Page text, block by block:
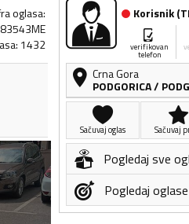
oglasa:
: 1432
Korisnik(
verifikovan
telefon
Crna Gora
PODGORICA/
Sačuvaj oglas Sačuvaj
Pogledaj sve
Pogledaj